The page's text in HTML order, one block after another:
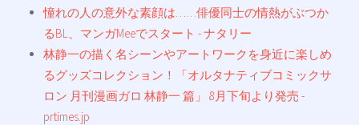
憧れの人の意外な素顔は……俳優同士の情熱がぶつか
るBL、マンガMeeでスタート - ナタリー
林静一の描く名シーンやアートワークを身近に楽しめ
るグッズコレクション！「オルタナティブコミックサ
ロン 月刊漫画ガロ 林静一 篇」 8月下旬より発売 -
prtimes.jp